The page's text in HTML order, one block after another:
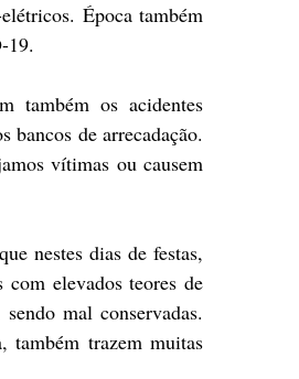
Época também
19.
também os acidentes
bancos de arrecadação.
vítimas ou causem
nestes dias de festas,
com elevados teores de
mal conservadas.
também trazem muitas